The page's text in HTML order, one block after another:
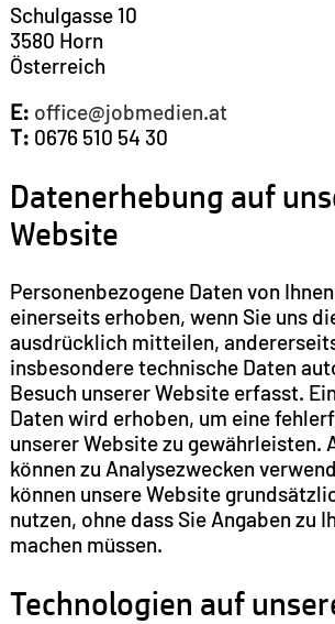
Schulgasse 10
3580 Horn
Österreich
E: office@jobmedien.at
T: 0676 510 54 30
Datenerhebung auf
Website
Personenbezogene Daten von
einerseits erhoben, wenn Sie uns
ausdrücklich mitteilen,
insbesondere technische Daten
Besuch unserer Website erfasst.
Daten wird erhoben, um eine
unserer Website zu gewährleisten.
können zu Analysezwecken
können unsere Website
nutzen, ohne dass Sie Angaben zu
machen müssen.
Technologien auf